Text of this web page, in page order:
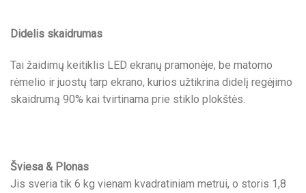
Didelis skaidrumas
Tai žaidimų keitiklis LED ekranų pramonėje, be matomo
rėmelio ir juostų tarp ekrano, kurios užtikrina didelį regėjimo
skaidrumą 90% kai tvirtinama prie stiklo plokštės.
Šviesa & Plonas
Jis sveria tik 6 kg vienam kvadratiniam metrui, o storis 1,8